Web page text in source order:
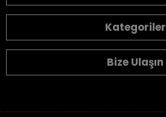
Kategoriler
Bize Ulaşın